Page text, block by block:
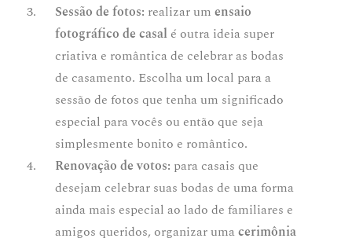
Sessão de fotos: realizar um ensaio
fotográfico de casal é outra ideia super
criativa e romântica de celebrar as bodas
de casamento. Escolha um local para a
sessão de fotos que tenha um significado
especial para vocês ou então que seja
simplesmente bonito e romântico.
Renovação de votos: para casais que
desejam celebrar suas bodas de uma forma
ainda mais especial ao lado de familiares e
amigos queridos, organizar umacerimônia